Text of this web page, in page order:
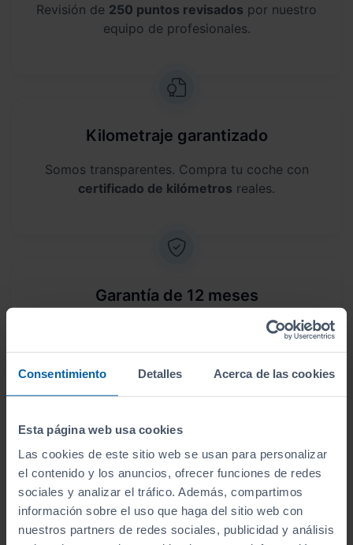
Consentimiento Detalles Acerca de las cookies
Esta página web usa cookies
Las cookies de este sitio web se usan para personalizar
el contenido y los anuncios, ofrecer funciones de redes
sociales y analizar el tráfico. Además, compartimos
información sobre el uso que haga del sitio web con
nuestros partners de redes sociales, publicidad y análisis
Revisión de 250 puntos revisados por nuestro
equipo de profesionales.
Kilometraje garantizado
Somos transparentes. Compra tu coche con
certificado de kilómetros reales.
Garantía de 12 meses
Este vehículo dispone de una garantía de12
Envío a domicilio
Sin desplazamientos,te lo llevamos a casa. Antes
de lo que crees, lo tendrás en tus manos.